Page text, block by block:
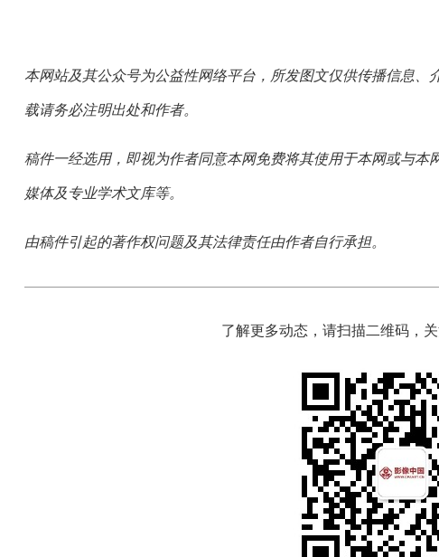
本网站及其公众号为公益性网络平台，所发图文仅供传播信息
载请务必注明出处和作者。
稿件一经选用，即视为作者同意本网免费将其使用于本网或与
媒体及专业学术文库等。
由稿件引起的著作权问题及其法律责任由作者自行承担。
了解更多动态，请扫描二维码，